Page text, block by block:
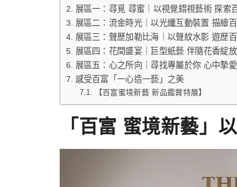
展區一：尋覓 尋蜜｜以視覺錯視藝術 探索
展區二：流金時光｜以光纖互動裝置 描繪
展區三：聲歷加勒比海｜以聲紋水影 遊歷
展區四：花間盛宴｜巨型紙藝 伴隨花香綻
展區五：心之所向｜尋找專屬於你 心中摯
感受百富「一心造一藝」之美
【百富蜜境新藝 新品鑑賞特展】
「百富 蜜境新藝」